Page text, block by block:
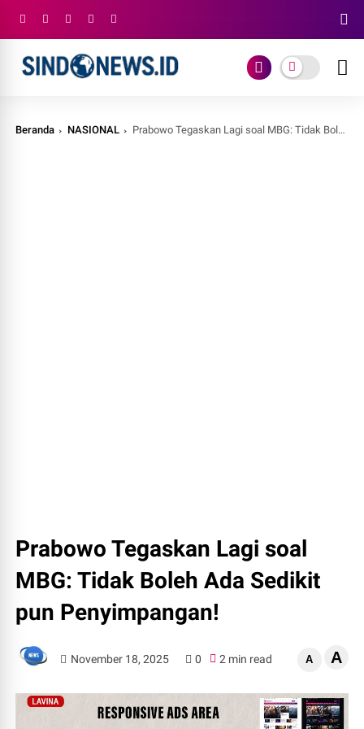
Beranda NASIONAL Prabowo Tegaskan Lagi soal MBG: Tidak Boleh Ada Sedikit pun Penyimpangan!
Prabowo Tegaskan Lagi soal
MBG: Tidak Boleh Ada Sedikit
pun Penyimpangan!
November 18, 2025 0 2 min read A A